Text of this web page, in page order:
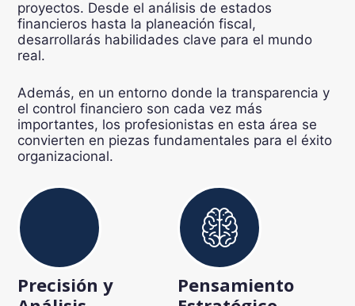
proyectos. Desde el análisis de estados
financieros hasta la planeación fiscal,
desarrollarás habilidades clave para el mundo
real.
Además, en un entorno donde la transparencia y
el control financiero son cada vez más
importantes, los profesionistas en esta área se
convierten en piezas fundamentales para el éxito
organizacional.
Precisión y
Pensamiento